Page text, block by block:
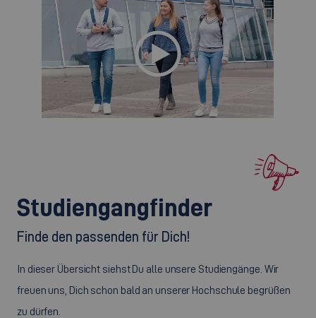
Studiengangfinder
Finde den passenden für Dich!
In dieser Übersicht siehst Du alle unsere Studiengänge. Wir
freuen uns, Dich schon bald an unserer Hochschule begrüßen
zu dürfen.